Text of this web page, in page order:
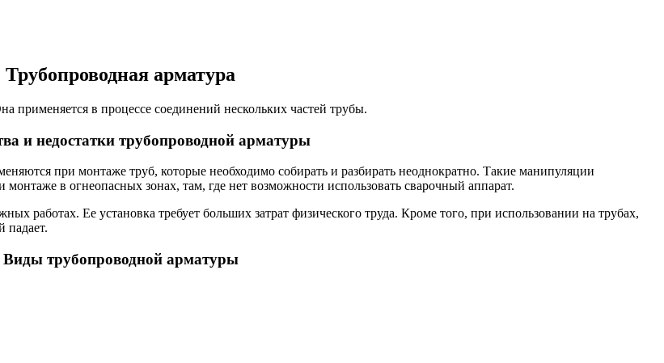
Трубопроводная арматура
применяется в процессе соединений нескольких частей трубы.
и недостатки трубопроводной арматуры
при монтаже труб, которые необходимо собирать и разбирать неоднократно. Такие манипуляции
в огнеопасных зонах, там, где нет возможности использовать сварочный аппарат.
работах. Ее установка требует больших затрат физического труда. Кроме того, при использовании на трубах,
падает.
Виды трубопроводной арматуры